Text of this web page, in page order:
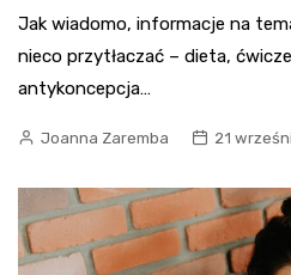
Jak wiadomo, informacje na
nieco przytłaczać – dieta,
antykoncepcja…
Joanna Zaremba 21